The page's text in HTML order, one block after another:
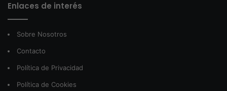
Enlaces de interés
Sobre Nosotros
Contacto
Política de Privacidad
Política de Cookies